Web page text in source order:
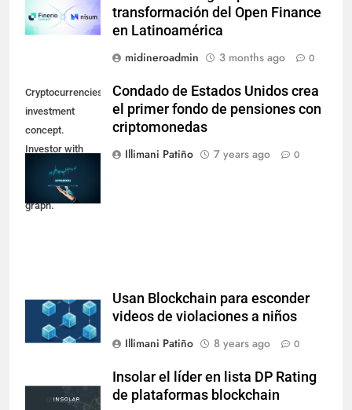
transformación del Open Finance
en Latinoamérica
midineroadmin
3 months ago 0
Cryptocurrencies
investment
concept.
Investor with
digital tablet and
virtual tradeview
graph.
Condado de Estados Unidos crea
el primer fondo de pensiones con
criptomonedas
Illimani Patiño
7 years ago 0
Usan Blockchain para esconder
videos de violaciones a niños
Illimani Patiño
8 years ago 0
Insolar el líder en lista DP Rating
de plataformas blockchain